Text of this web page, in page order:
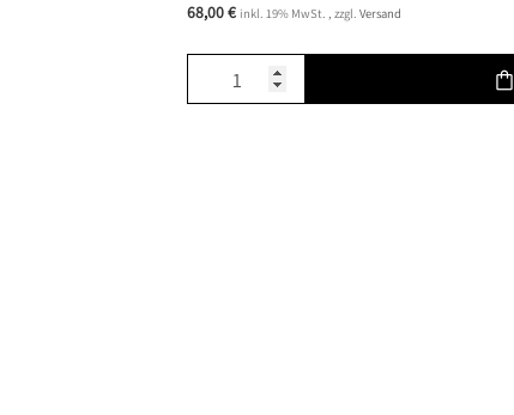
68,00 € inkl. 19% MwSt. , zzgl. Versand
shopping_bag